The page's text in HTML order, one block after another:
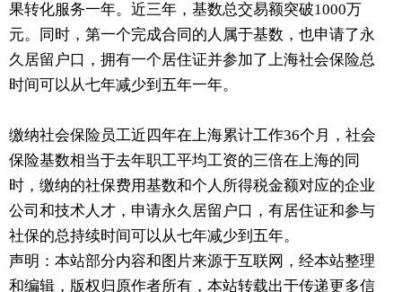
果转化服务一年。近三年，基数总交易额突破1000万
元。同时，第一个完成合同的人属于基数，也申请了永
久居留户口，拥有一个居住证并参加了上海社会保险总
时间可以从七年减少到五年一年。
缴纳社会保险员工近四年在上海累计工作36个月，社会
保险基数相当于去年职工平均工资的三倍在上海的同
时，缴纳的社保费用基数和个人所得税金额对应的企业
公司和技术人才，申请永久居留户口，有居住证和参与
社保的总持续时间可以从七年减少到五年。
声明：本站部分内容和图片来源于互联网，经本站整理
和编辑，版权归原作者所有，本站转载出于传递更多信